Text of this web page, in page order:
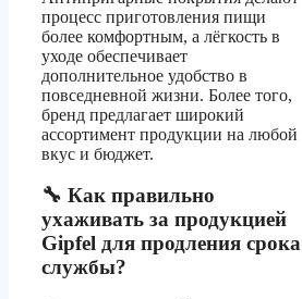
процесс приготовления пищи
более комфортным, а лёгкость в
уходе обеспечивает
дополнительное удобство в
повседневной жизни. Более того,
бренд предлагает широкий
ассортимент продукции на любой
вкус и бюджет.
🔧 Как правильно
ухаживать за продукцией
Gipfel для продления срока
службы?